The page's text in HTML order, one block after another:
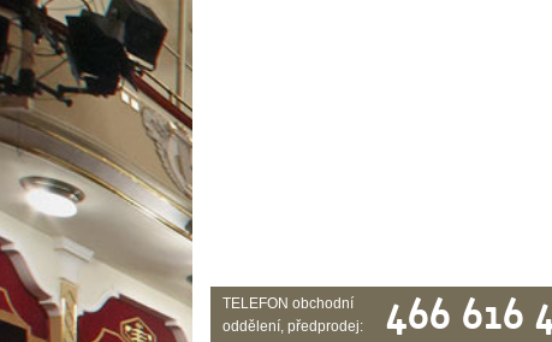
TELEFON obchodní
oddělení, předprodej:
466 616